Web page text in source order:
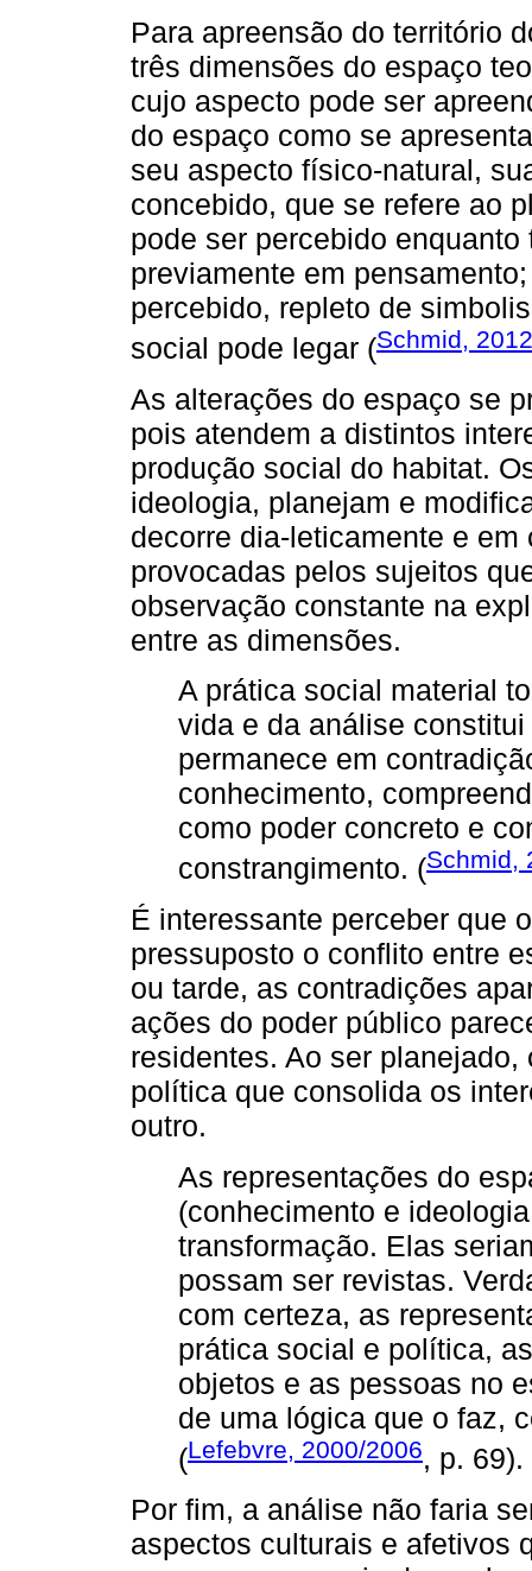
Para apreensão do território
três dimensões do espaço
cujo aspecto pode ser
do espaço como se
seu aspecto físico-natural,
concebido, que se refere ao
pode ser percebido
previamente em
percebido, repleto de
social pode legar (Schmid, 2012
As alterações do espaço se
pois atendem a distintos
produção social do habitat.
ideologia, planejam e
decorre dia-leticamente e
provocadas pelos sujeitos
observação constante na
entre as dimensões.
A prática social material
vida e da análise
permanece em
conhecimento,
como poder concreto e
constrangimento. (Schmid,
É interessante perceber que
pressuposto o conflito entre
ou tarde, as contradições
ações do poder público
residentes. Ao ser
política que consolida os
outro.
As representações do
(conhecimento e
transformação. Elas
possam ser revistas.
com certeza, as
prática social e política,
objetos e as pessoas no
de uma lógica que o faz,
(Lefebvre, 2000/2006, p. 69).
Por fim, a análise não faria
aspectos culturais e afetivos